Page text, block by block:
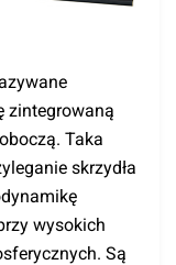
zintegrowaną
Taka
skrzydła
wysokich
Są